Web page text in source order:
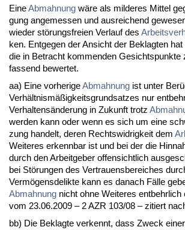
Ei­neAb­mah­nung wäre als mil­de­res Mit­tel
gung an­ge­mes­sen und aus­rei­chend
wie­der störungs­frei­en Ver­lauf des
ken. Ent­ge­gen der An­sicht der Be­klag­ten
die in Be­tracht kom­men­den
fas­send be­wer­tet.
aa) Ei­ne vor­he­ri­geAb­mah­nung ist un­ter
Verhält­nismäßig­keits­grund­sat­zes nur
Ver­hal­tensände­rung in Zu­kunft trotz
wer­den kann oder wenn es sich um ei­ne
zung han­delt, de­ren Rechts­wid­rig­keit dem
Wei­te­res er­kenn­bar ist und bei der die
durch den Ar­beit­ge­ber of­fen­sicht­lich
bei Störun­gen des Ver­trau­ens­be­rei­ches
Vermögens­de­lik­te kann es da­nach Fälle
Ab­mah­nung nicht oh­ne Wei­te­res
vom 23.06.2009 – 2 AZR 103/08 – zi­tiert
bb) Die Be­klag­te ver­kennt, dass Zweck